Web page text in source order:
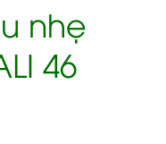
nhẹ
46